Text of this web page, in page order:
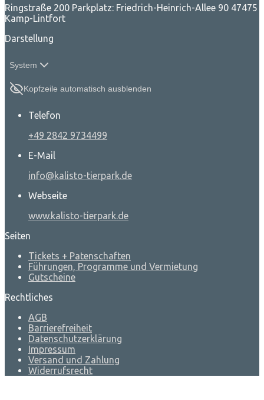
Ringstraße 200 Parkplatz: Friedrich-Heinrich-Allee 90 47475
Kamp-Lintfort
Darstellung
System
Kopfzeile automatisch ausblenden
Telefon
+49 2842 9734499
E-Mail
info@kalisto-tierpark.de
Webseite
www.kalisto-tierpark.de
Seiten
Tickets + Patenschaften
Führungen, Programme und Vermietung
Gutscheine
Rechtliches
AGB
Barrierefreiheit
Datenschutzerklärung
Impressum
Versand und Zahlung
Widerrufsrecht